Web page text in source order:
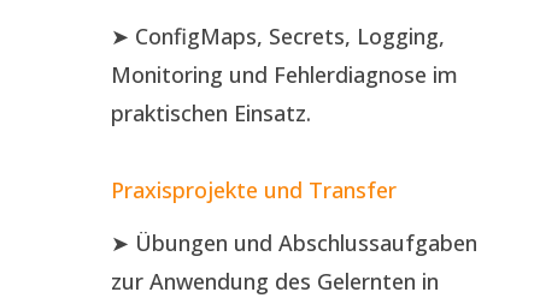
➤ ConfigMaps, Secrets, Logging,
Monitoring und Fehlerdiagnose im
praktischen Einsatz.
Praxisprojekte und Transfer
➤ Übungen und Abschlussaufgaben
zur Anwendung des Gelernten in